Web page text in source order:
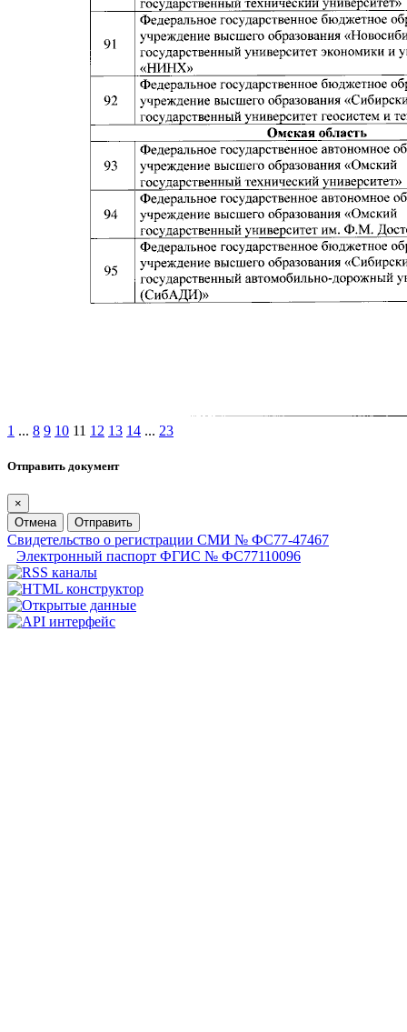
1 ... 8 9 10 11 12 13 14 ... 23
Отправить документ
×
Отмена
Отправить
Свидетельство о регистрации СМИ № ФС77-47467
Электронный паспорт ФГИС № ФС77110096